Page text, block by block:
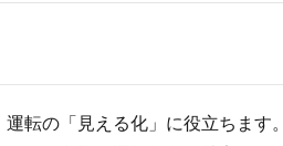
転の「見える化」に役立ちま